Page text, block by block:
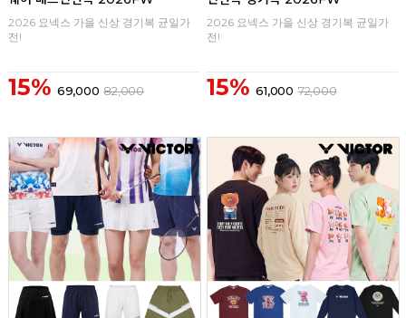
2026 요넥스 가을 신상 경기복 균일가
전!
15% 69,000 82,000
2026 요넥스 가을 신상 경기복 균일가
전!
15% 61,000 72,000